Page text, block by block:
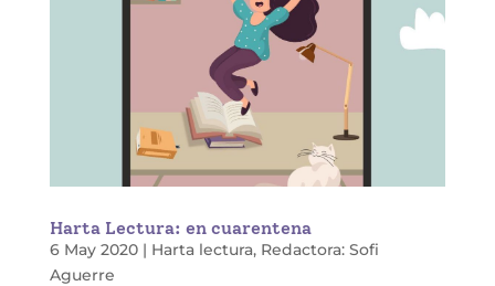
Harta Lectura: en cuarentena
6 May 2020| Harta lectura, Redactora: Sofi
Aguerre